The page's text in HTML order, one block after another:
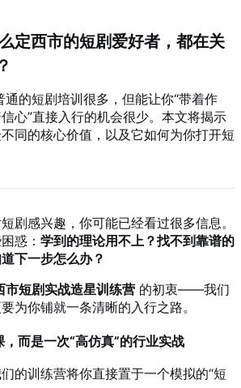
定西市的短剧爱好者，都在关
通的短剧培训很多，但能让你“带着作
心”直接入行的机会很少。本文将揭示
同的核心价值，以及它如何为你打开短
剧感兴趣，你可能已经看过很多信息。
惑： 学到的理论用不上？找不到靠谱的
下一步怎么办？
市短剧实战造星训练营 的初衷——我们
为你铺就一条清晰的入行之路。
而是一次“高仿真”的行业实战
的训练营将你直接置于一个模拟的“短